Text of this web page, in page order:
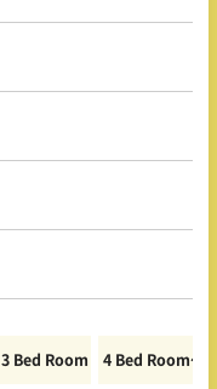
3 Bed Room 4 Bed Room〜